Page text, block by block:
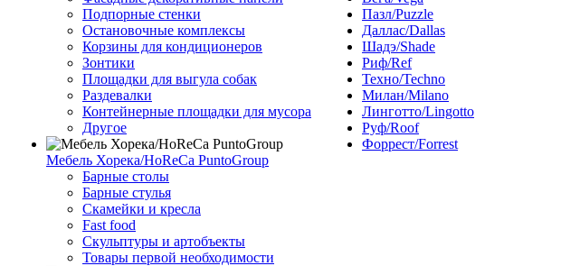
Подпорные стенки
Остановочные комплексы
Корзины для кондиционеров
Зонтики
Площадки для выгула собак
Раздевалки
Контейнерные площадки для мусора
Другое
Мебель Хорека/HoReCa PuntoGroup
Барные столы
Барные стулья
Скамейки и кресла
Fast food
Скульптуры и артобъекты
Товары первой необходимости
Пазл/Puzzle
Даллас/Dallas
Шадэ/Shade
Риф/Ref
Техно/Techno
Милан/Milano
Линготто/Lingotto
Руф/Roof
Форрест/Forrest